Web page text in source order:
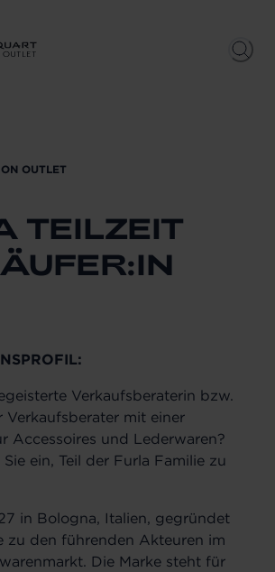
OUTLET
TEILZEIT
Verkaufsberaterin bzw.
Verkaufsberater mit einer
Accessoires und Lederwaren?
ein, Teil der Furla Familie zu
in Bologna, Italien, gegründet
zu den führenden Akteuren im
Die Marke steht für